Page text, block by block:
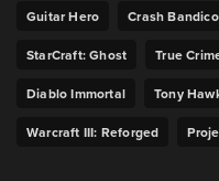
Guitar Hero
Crash
StarCraft: Ghost
True
Diablo Immortal
Tony
Warcraft III: Reforged